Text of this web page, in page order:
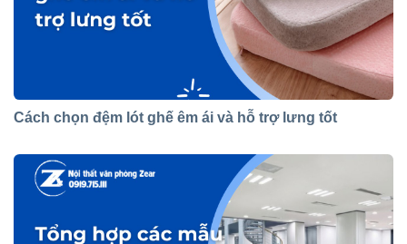
Cách chọn đệm lót ghế êm ái và hỗ trợ lưng tốt